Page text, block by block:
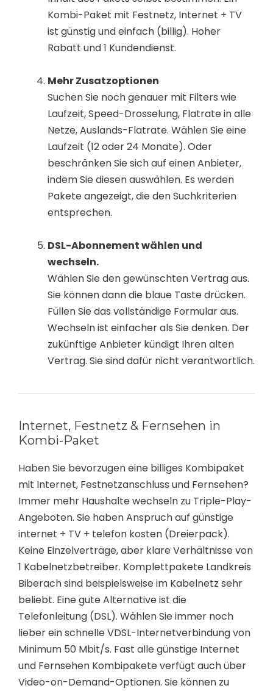
Kombi-Paket mit Festnetz, Internet + TV
ist günstig und einfach (billig). Hoher
Rabatt und 1 Kundendienst.
Mehr Zusatzoptionen
Suchen Sie noch genauer mit Filters wie
Laufzeit, Speed-Drosselung, Flatrate in alle
Netze, Auslands-Flatrate. Wählen Sie eine
Laufzeit (12 oder 24 Monate). Oder
beschränken Sie sich auf einen Anbieter,
indem Sie diesen auswählen. Es werden
Pakete angezeigt, die den Suchkriterien
entsprechen.
DSL-Abonnement wählen und
wechseln.
Wählen Sie den gewünschten Vertrag aus.
Sie können dann die blaue Taste drücken.
Füllen Sie das vollständige Formular aus.
Wechseln ist einfacher als Sie denken. Der
zukünftige Anbieter kündigt Ihren alten
Vertrag. Sie sind dafür nicht verantwortlich.
Internet, Festnetz & Fernsehen in
Kombi-Paket
Haben Sie bevorzugen eine billiges Kombipaket
mit Internet, Festnetzanschluss und Fernsehen?
Immer mehr Haushalte wechseln zu Triple-Play-
Angeboten. Sie haben Anspruch auf günstige
internet + TV + telefon kosten (Dreierpack).
Keine Einzelverträge, aber klare Verhältnisse von
1 Kabelnetzbetreiber. Komplettpakete Landkreis
Biberach sind beispielsweise im Kabelnetz sehr
beliebt. Eine gute Alternative ist die
Telefonleitung (DSL). Wählen Sie immer noch
lieber ein schnelle VDSL-Internetverbindung von
Minimum 50 Mbit/s. Fast alle günstige Internet
und Fernsehen Kombipakete verfügt auch über
Video-on-Demand-Optionen. Sie können zu